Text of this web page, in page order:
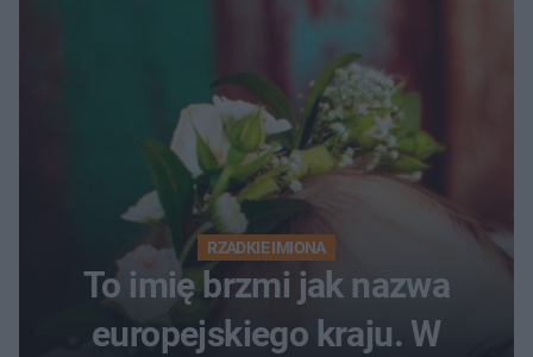
RZADKIE IMIONA
To imię brzmi jak nazwa
europejskiego kraju. W